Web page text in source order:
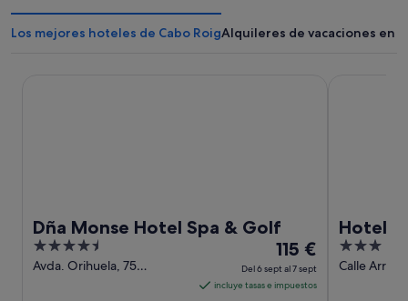
Los mejores hoteles de Cabo RoigAlquileres de vacaciones en
Dña Monse Hotel Spa & Golf
4.5
out
Avda. Orihuela, 75
El
precio
es
115 €
Del 6 sept al 7 sept
incluye tasas e impuestos
Hotel
3
out
Calle